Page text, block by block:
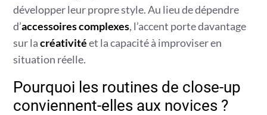
développer leur propre style. Au lieu de dépendre
d’accessoires complexes, l’accent porte davantage
sur lacréativitéet la capacité à improviser en
situation réelle.
Pourquoi les routines de close-up
conviennent-elles aux novices ?